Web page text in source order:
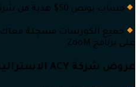
حساب بونص 50$ هدية من شركة ACY الاستراليةَ
جميع الكورسات مسجلة معاك
على برنامج ZooM
عروض شركة ACY الاسترالية